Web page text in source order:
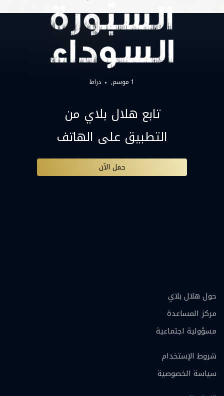
1 موسم, دراما
تابع هلال بلاي من
التطبيق على الهاتف
حمل الآن
حول هلال بلاي
مركز المساعدة
مسؤولية اجتماعية
شروط الإستخدام
سياسة الخصوصية